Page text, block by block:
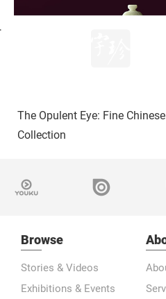
The Opulent Eye: Fine
Collection
Browse
Stories & Videos
Exhibitions & Events